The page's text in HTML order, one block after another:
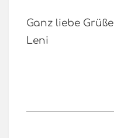
Ganz liebe Grüße
Leni